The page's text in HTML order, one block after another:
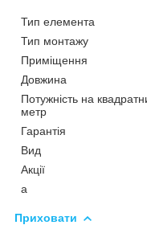
Тип елемента
Тип монтажу
Приміщення
Довжина
Потужність на
метр
Гарантія
Вид
Акції
а
Приховати